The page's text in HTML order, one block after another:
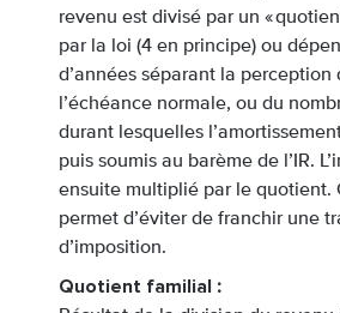
revenu est divisé par un «
par la loi (4 en principe) ou
d’années séparant la perception
l’échéance normale, ou du
durant lesquelles
puis soumis au barème de l’IR.
ensuite multiplié par le quotient.
permet d’éviter de franchir une
d’imposition.
Quotient familial :